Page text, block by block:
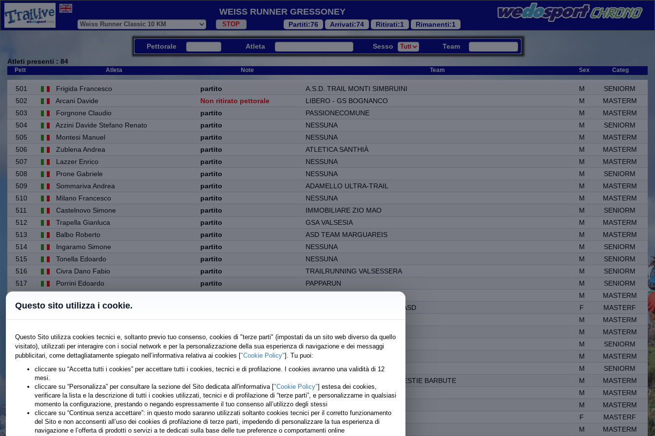
Weiss Runner Gressoney
Partiti:76 Arrivati:74 Ritirati:1 Rimanenti:1
Pettorale Atleta Sesso
Team
Atleti presenti : 84
Pett Atleta Note Team Sex Categ
Pett Atleta Sex Categ
501 Frigida Francesco partito A.S.D. TRAIL MONTI SIMBRUINI M
SENIORM
502
Arcani Davide Non ritirato pettorale LIBERO - GS BOGNANCO M
MASTERM
503
Forgnone Claudio partito PASSIONECOMUNE M
MASTERM
504
Azzini Davide Stefano Renato partito NESSUNA M
SENIORM
505
Montesi Manuel partito NESSUNA M
MASTERM
506
Zublena Andrea partito ATLETICA SANTHIÀ M
MASTERM
507
Lazzer Enrico partito NESSUNA M
MASTERM
508
Prone Gabriele partito NESSUNA M
SENIORM
509
Sommariva Andrea partito ADAMELLO ULTRA-TRAIL M
MASTERM
510
Milano Francesco partito NESSUNA M
MASTERM
511
Castelnovo Simone partito IMMOBILIARE ZIO MAO M
SENIORM
512
Trapella Gianluca partito GSA VALSESIA M
MASTERM
513
Balbo Roberto partito ASD TEAM MARGUAREIS M
MASTERM
514
Ingaramo Simone partito NESSUNA M
SENIORM
515
Tonella Edoardo partito NESSUNA M
SENIORM
516
Civra Dano Fabio partito TRAILRUNNING VALSESSERA M
SENIORM
517
Porrini Edoardo partito PAPPARUN M
SENIORM
M
MASTERM
519
Bertenasco Barbara PIOSSASCO TRAIL RUNNERS ASD F
MASTERF
520
Anzola Claudio partito NESSUNA M
MASTERM
M
MASTERM
522
Cerutti Marco partito ASD SISPORT M
SENIORM
523
Franzoso Umberto partito NESSUNA M
MASTERM
Coslovich Davide Non ritirato pettorale NESSUNA M
SENIORM
ASD TRAIL MONTE CASTO - BESTIE BARBUTE M
MASTERM
Nigra Giorgio partito RUNCARD M
MASTERM
Schiavone Rocco partito CABALLEROS M
MASTERM
Gallizioli Monica partito NESSUNA F
MASTERF
Gavazzi Marco partito NESSUNA M MASTERM
Questo sito utilizza i cookie.
Questo Sito utilizza cookies tecnici e, soltanto previo tuo consenso, cookies di "terze parti" (impostati da un sito web diverso da quello
visitato), utilizzati per interagire con i social network e per la personalizzazione della sua esperienza di navigazione e dei messaggi
pubblicitari, come dettagliatamente spiegato nell’informativa relativa ai cookies ["Cookie Policy"]. Tu puoi:
cliccare su “Accetta tutti i cookies” per accettare tutti i cookies, tecnici e di profilazione. I cookies avranno una validità di 12
mesi.
cliccare su “Personalizza” per consultare la sezione del Sito dedicata all'informativa ["Cookie Policy"] estesa dei cookies,
verificare la lista e la descrizione di tutti i cookies utilizzati, tecnici e di profilazione di “terze parti”, e personalizzarne in qualsiasi
momento la configurazione, prestando o negando espressamente il tuo consenso all’utilizzo degli stessi
cliccare su “Continua senza accettare”: in questo modo saranno utilizzati soltanto cookies tecnici per il corretto funzionamento
del Sito e non acconsenti all’uso dei cookies di profilazione di terze parti, impedendo di personalizzare la tua esperienza di
navigazione e l’offerta di prodotti o servizi a te dedicati sulla base delle tue preferenze o comportamenti online